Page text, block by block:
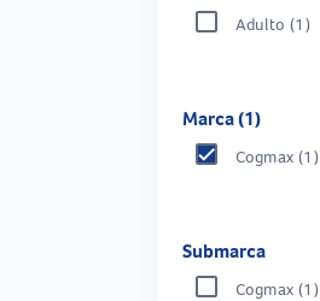
Adulto (1)
Marca (1)
Cogmax (1)
Submarca
Cogmax (1)